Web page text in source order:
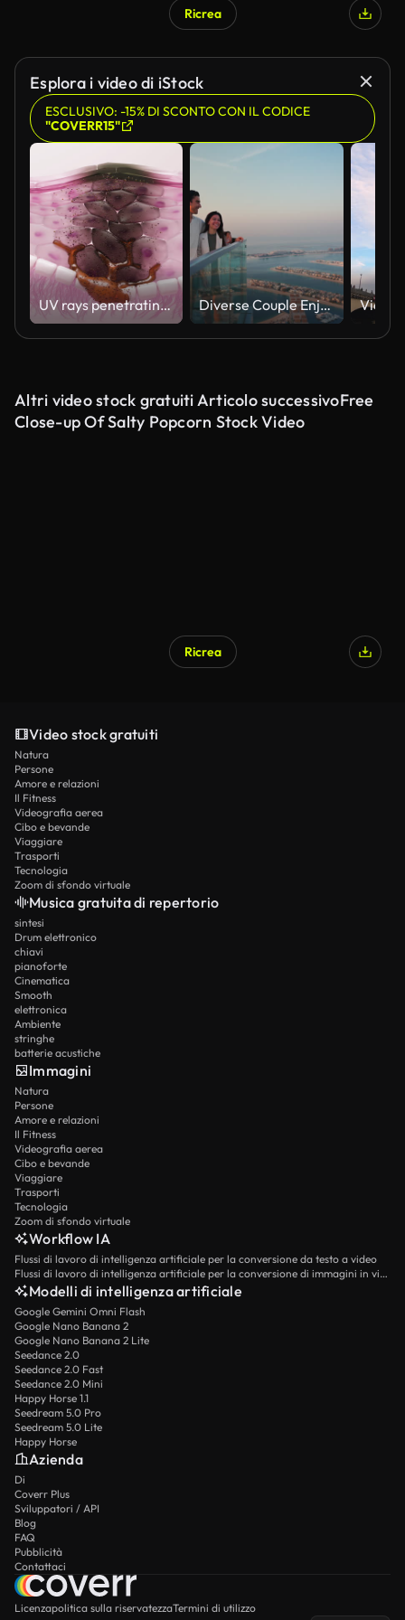
Ricrea
Esplora i video di iStock
ESCLUSIVO: -15% DI SCONTO CON IL CODICE
"COVERR15"
UV rays penetrating skin for melanin synthesis and melasma 3D animation Diverse Couple Enjoying Sunset Views from High Rise Sky Deck Overlooking Palm Jumeirah
Altri video stock gratuiti Articolo successivoFree
Close-up Of Salty Popcorn Stock Video
Ricrea
Video stock gratuiti
Natura
Persone
Amore e relazioni
Il Fitness
Videografia aerea
Cibo e bevande
Viaggiare
Trasporti
Tecnologia
Zoom di sfondo virtuale
Musica gratuita di repertorio
sintesi
Drum elettronico
chiavi
pianoforte
Cinematica
Smooth
elettronica
Ambiente
stringhe
batterie acustiche
Immagini
Natura
Persone
Amore e relazioni
Il Fitness
Videografia aerea
Cibo e bevande
Viaggiare
Trasporti
Tecnologia
Zoom di sfondo virtuale
Workflow IA
Flussi di lavoro di intelligenza artificiale per la conversione da testo a video
Flussi di lavoro di intelligenza artificiale per la conversione di immagini in video
Modelli di intelligenza artificiale
Google Gemini Omni Flash
Google Nano Banana 2
Google Nano Banana 2 Lite
Seedance 2.0
Seedance 2.0 Fast
Seedance 2.0 Mini
Happy Horse 1.1
Seedream 5.0 Pro
Seedream 5.0 Lite
Happy Horse
Azienda
Di
Coverr Plus
Sviluppatori / API
Blog
FAQ
Pubblicità
Contattaci
Licenzapolitica sulla riservatezzaTermini di utilizzo